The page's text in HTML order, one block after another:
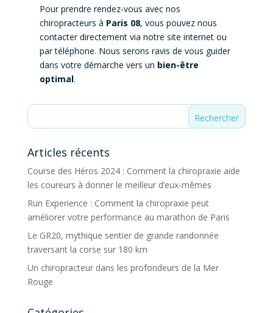
Pour prendre rendez-vous avec nos
chiropracteurs à Paris 08, vous pouvez nous
contacter directement via notre site internet ou
par téléphone. Nous serons ravis de vous guider
dans votre démarche vers un bien-être
optimal.
Articles récents
Course des Héros 2024 : Comment la chiropraxie aide
les coureurs à donner le meilleur d’eux-mêmes
Run Experience : Comment la chiropraxie peut
améliorer votre performance au marathon de Paris
Le GR20, mythique sentier de grande randonnée
traversant la corse sur 180 km
Un chiropracteur dans les profondeurs de la Mer
Rouge